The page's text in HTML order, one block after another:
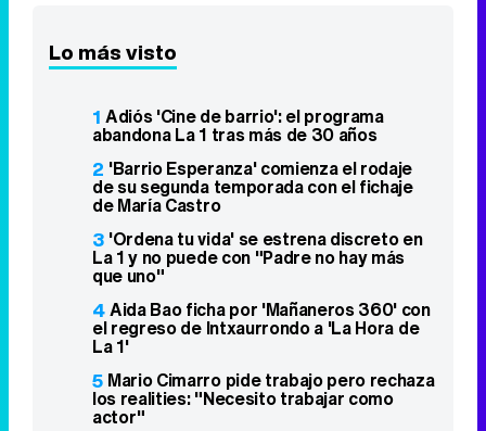
Lo más visto
1 Adiós 'Cine de barrio': el programa
abandona La 1 tras más de 30 años
2 'Barrio Esperanza' comienza el rodaje
de su segunda temporada con el fichaje
de María Castro
3 'Ordena tu vida' se estrena discreto en
La 1 y no puede con "Padre no hay más
que uno"
4Aida Bao ficha por 'Mañaneros 360' con
el regreso de Intxaurrondo a 'La Hora de
La 1'
5 Mario Cimarro pide trabajo pero rechaza
los realities: "Necesito trabajar como
actor"